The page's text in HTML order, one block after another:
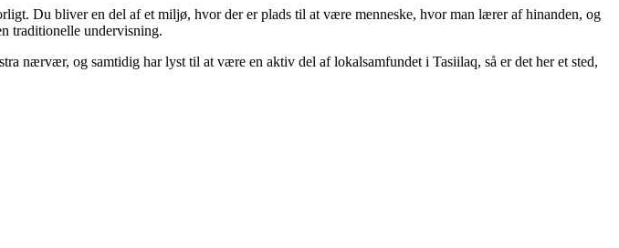
Du bliver en del af et miljø, hvor der er plads til at være menneske, hvor man lærer af hinanden, og
traditionelle undervisning.
nærvær, og samtidig har lyst til at være en aktiv del af lokalsamfundet i Tasiilaq, så er det her et sted,